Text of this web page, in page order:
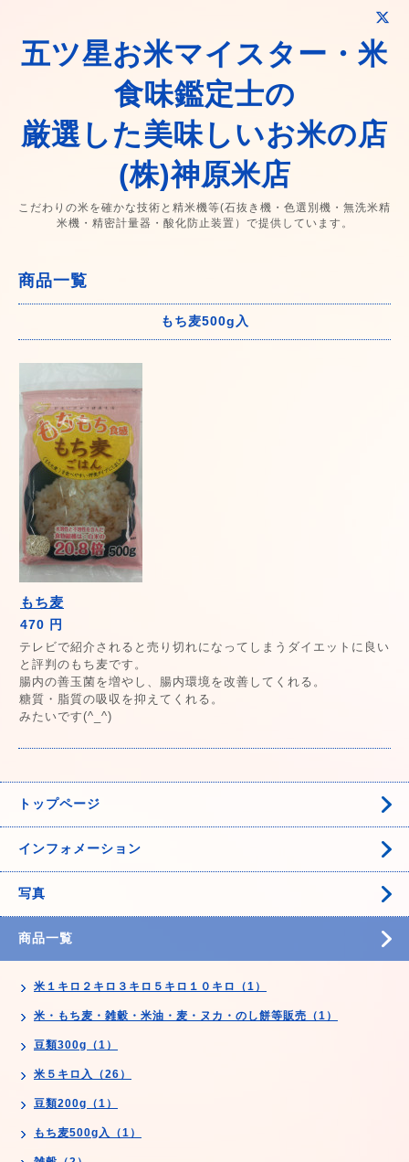
五ツ星お米マイスター・米
食味鑑定士の
厳選した美味しいお米の店
(株)神原米店
こだわりの米を確かな技術と精米機等(石抜き機・色選別機・無洗米精
米機・精密計量器・酸化防止装置）で提供しています。
商品一覧
もち麦500g入
もち麦
470 円
テレビで紹介されると売り切れになってしまうダイエットに良い
と評判のもち麦です。
腸内の善玉菌を増やし、腸内環境を改善してくれる。
糖質・脂質の吸収を抑えてくれる。
みたいです(^_^)
トップページ
インフォメーション
写真
商品一覧
米１キロ２キロ３キロ５キロ１０キロ（1）
米・もち麦・雑穀・米油・麦・ヌカ・のし餅等販売（1）
豆類300g（1）
米５キロ入（26）
豆類200g（1）
もち麦500g入（1）